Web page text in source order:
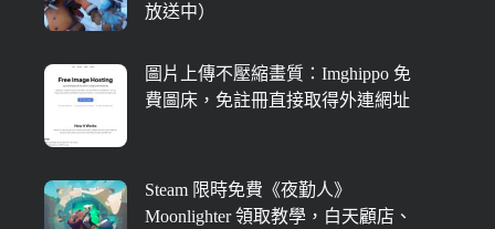
放送中）
圖片上傳不壓縮畫質：Imghippo 免
費圖床，免註冊直接取得外連網址
Steam 限時免費《夜勤人》
Moonlighter 領取教學，白天顧店、